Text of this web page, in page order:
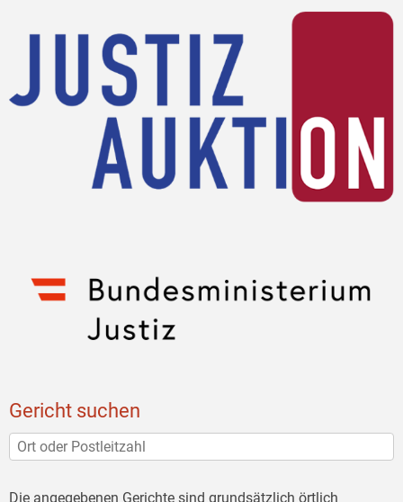
Gericht suchen
Die angegebenen Gerichte sind grundsätzlich örtlich